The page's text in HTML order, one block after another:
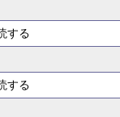
する
する